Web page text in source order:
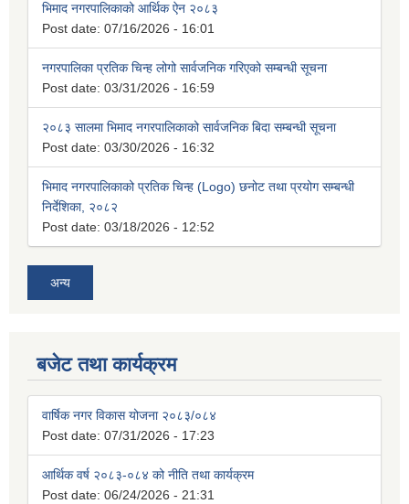
भिमाद नगरपालिकाको आर्थिक ऐन २०८३
Post date: 07/16/2026 - 16:01
नगरपालिका प्रतिक चिन्ह लोगो सार्वजनिक गरिएको सम्बन्धी सूचना
Post date: 03/31/2026 - 16:59
२०८३ सालमा भिमाद नगरपालिकाको सार्वजनिक बिदा सम्बन्धी सूचना
Post date: 03/30/2026 - 16:32
भिमाद नगरपालिकाको प्रतिक चिन्ह (Logo) छनोट तथा प्रयोग सम्बन्धी
निर्देशिका, २०८२
Post date: 03/18/2026 - 12:52
अन्य
बजेट तथा कार्यक्रम
वार्षिक नगर विकास योजना २०८३/०८४
Post date: 07/31/2026 - 17:23
आर्थिक वर्ष २०८३-०८४ को नीति तथा कार्यक्रम
Post date: 06/24/2026 - 21:31